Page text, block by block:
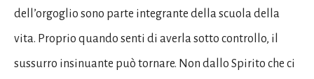
dell’orgoglio sono parte integrante della scuola della
vita. Proprio quando senti di averla sotto controllo, il
sussurro insinuante può tornare. Non dallo Spirito che ci